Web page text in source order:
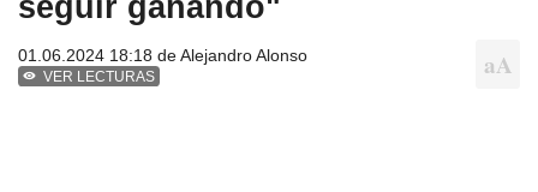
01.06.2024 18:18 deAlejandro Alonso
VER LECTURAS